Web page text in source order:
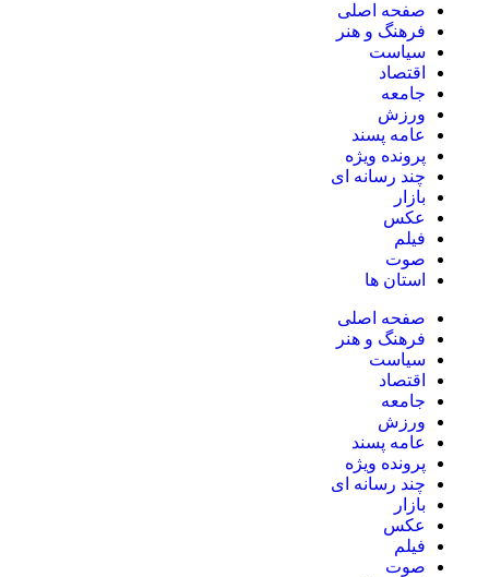
صفحه اصلی
فرهنگ و هنر
سیاست
اقتصاد
جامعه
ورزش
عامه پسند
پرونده ویژه
چند رسانه ای
بازار
عکس
فیلم
صوت
استان ها
صفحه اصلی
فرهنگ و هنر
سیاست
اقتصاد
جامعه
ورزش
عامه پسند
پرونده ویژه
چند رسانه ای
بازار
عکس
فیلم
صوت